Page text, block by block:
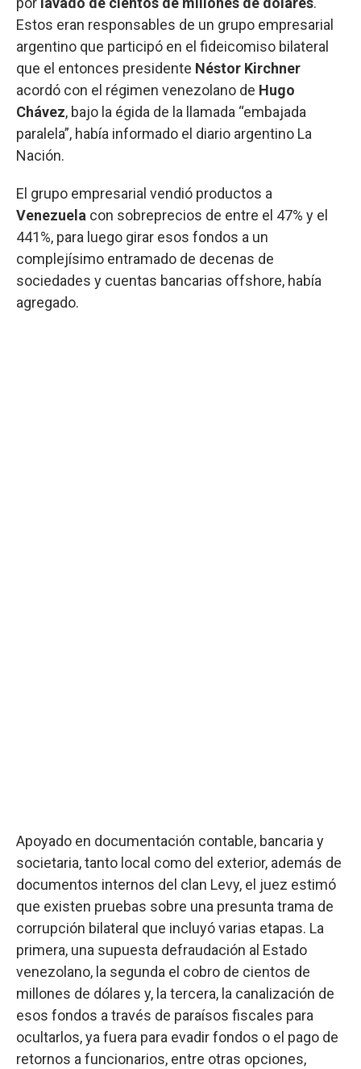
Estos eran responsables de un grupo empresarial
argentino que participó en el fideicomiso bilateral
que el entonces presidente Néstor Kirchner
acordó con el régimen venezolano de Hugo
Chávez, bajo la égida de la llamada “embajada
paralela”, había informado el diario argentino La
Nación.
El grupo empresarial vendió productos a
Venezuela con sobreprecios de entre el 47% y el
441%, para luego girar esos fondos a un
complejísimo entramado de decenas de
sociedades y cuentas bancarias offshore, había
agregado.
Apoyado en documentación contable, bancaria y
societaria, tanto local como del exterior, además de
documentos internos del clan Levy, el juez estimó
que existen pruebas sobre una presunta trama de
corrupción bilateral que incluyó varias etapas. La
primera, una supuesta defraudación al Estado
venezolano, la segunda el cobro de cientos de
millones de dólares y, la tercera, la canalización de
esos fondos a través de paraísos fiscales para
ocultarlos, ya fuera para evadir fondos o el pago de
retornos a funcionarios, entre otras opciones,